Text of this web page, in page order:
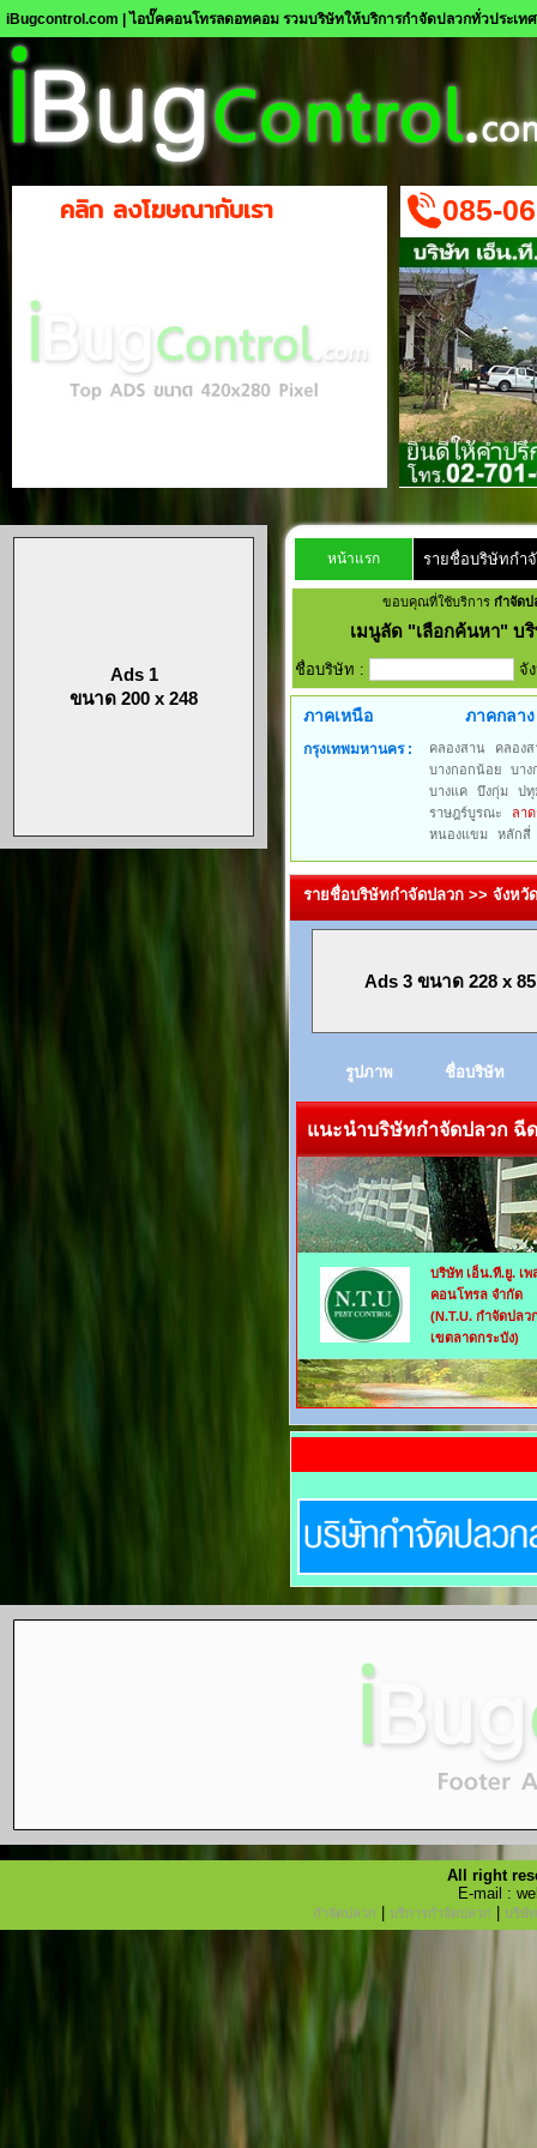
iBugcontrol.com | ไอบั๊คคอนโทรลดอทคอม รวมบริษัทให้บริการกำจัดปลวกทั่วประเท
คลิก ลงโฆษณากับเรา 085-
Ads 1
ขนาด 200 x 248
หน้าแรก รายชื่อบริษัทกำ
ขอบคุณที่ใช้บริการ กำจัดป
เมนูลัด "เลือกค้นหา" บ
ชื่อบริษัท : จั
ภาคเหนือ ภาคกลาง
กรุงเทพมหานคร : คลองสาน
คลองส
บางกอกน้อย
บาง
บางแค
บึงกุ่ม
ปทุ
ราษฎร์บูรณะ
ลา
หนองแขม
หลักสี่
รายชื่อบริษัทกำจัดปลวก >> จังหวั
Ads 3 ขนาด 228 x 85
รูปภาพ ชื่อบริษัท
แนะนำบริษัทกำจัดปลวก ฉี
บริษัท เอ็น.ที.ยู. เพ
คอนโทรล จำกัด
(N.T.U. กำจัดปลว
เขตลาดกระบัง)
All right
E-mail :
กำจัดปลวก บริการกำจัดปลวก บริษั